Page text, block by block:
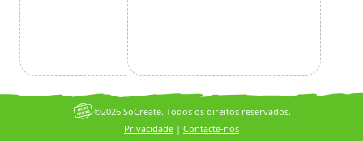
Privacidade | Contacte-nos
©2026 SoCreate. Todos os direitos reservados.